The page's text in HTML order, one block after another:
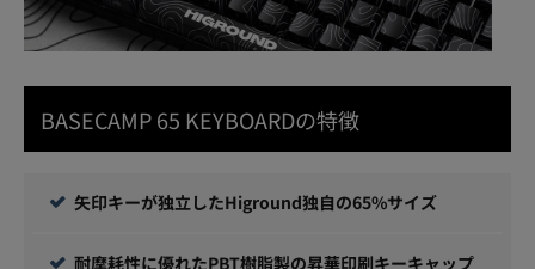
BASECAMP 65 KEYBOARDの特徴
矢印キーが独立したHiground独自の65%サイズ
耐摩耗性に優れたPBT樹脂製の昇華印刷キーキャップ